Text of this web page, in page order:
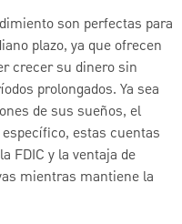
son perfectas para
plazo, ya que ofrecen
crecer su dinero sin
prolongados. Ya sea
de sus sueños, el
estas cuentas
FDIC y la ventaja de
mientras mantiene la